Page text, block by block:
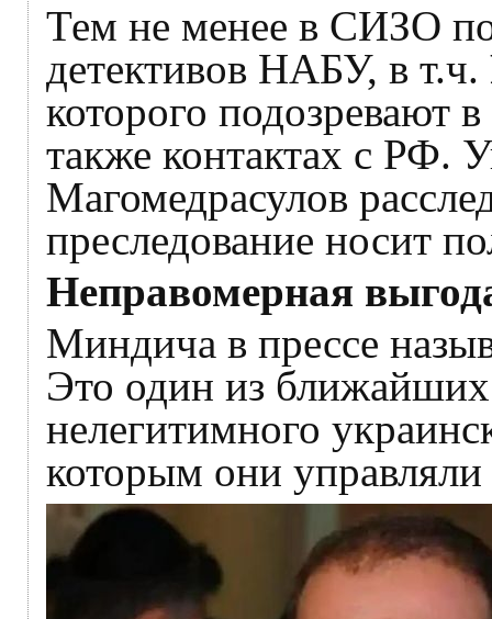
Тем не менее в СИЗО
детективов НАБУ, в т.ч.
которого подозревают
также контактах с РФ.
Магомедрасулов
преследование носит
Неправомерная
Миндича в прессе
Это один из ближайших
нелегитимного
которым они